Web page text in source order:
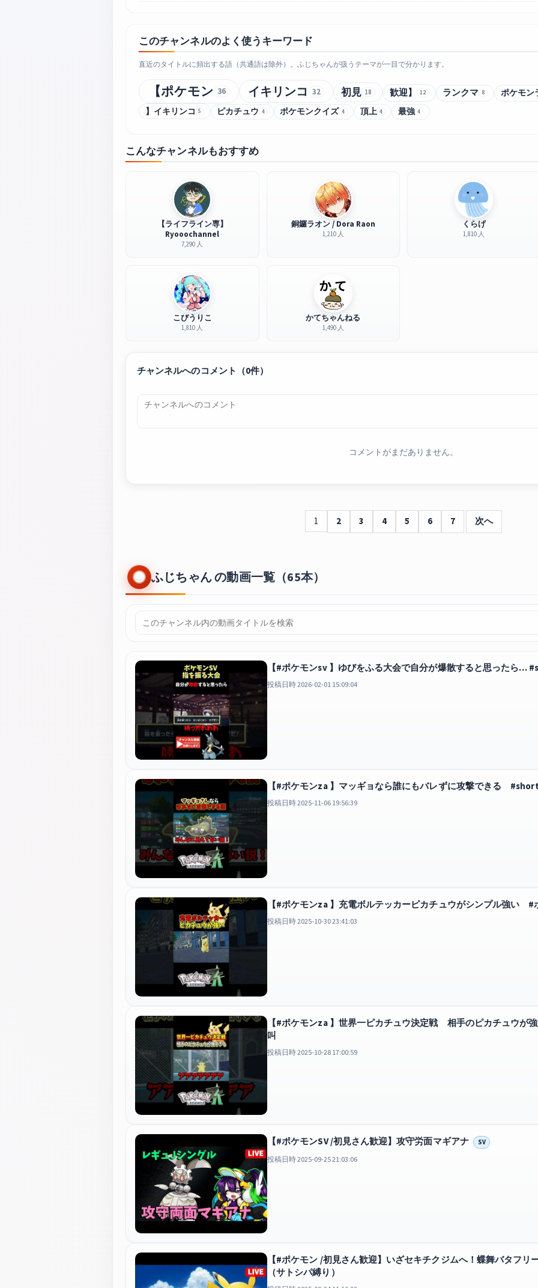
このチャンネルのよく使うキーワード
直近のタイトルに頻出する語（共通語は除外）。ふじちゃんが扱うテーマが一目で分かります。
【ポケモン 36 イキリンコ 32 初見 18 歓迎】 12 ランクマ 8
ポケモン
】イキリンコ 5 ピカチュウ 4 ポケモンクイズ 4 頂上 4 最強 4
こんなチャンネルもおすすめ
【ライフライン専】
Ryooochannel
7,290 人
銅鑼ラオン / Dora Raon
1,210 人
くらげ
1,810 人
こびうりこ
1,810 人
かてちゃんねる
1,490 人
チャンネルへのコメント（0件）
コメントがまだありません。
1 2 3 4 5 6 7 次へ
ふじちゃん の動画一覧（65本）
【#ポケモンsv 】ゆびをふる大会で自分が爆散すると思ったら…
投稿日時 2026-02-01 15:09:04
【#ポケモンza 】マッギョなら誰にもバレずに攻撃できる
投稿日時 2025-11-06 19:56:39
【#ポケモンza 】充電ボルテッカーピカチュウがシンプル強い
投稿日時 2025-10-30 23:41:03
【#ポケモンza 】世界一ピカチュウ決定戦 相手のピカチュウ
叫
投稿日時 2025-10-28 17:00:59
【#ポケモンSV /初見さん歓迎】攻守労面マギアナ SV
投稿日時 2025-09-25 21:03:06
【#ポケモン /初見さん歓迎】いざセキチクジムへ！蝶舞バタフリ
（サトシパ縛り）